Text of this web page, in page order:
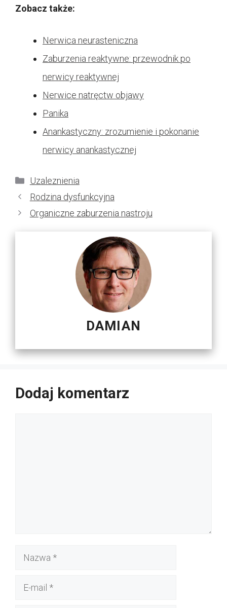
Zobacz także:
Nerwica neurasteniczna
Zaburzenia reaktywne: przewodnik po
nerwicy reaktywnej
Nerwice natręctw objawy
Panika
Anankastyczny: zrozumienie i pokonanie
nerwicy anankastycznej
Kategorie
Uzaleznienia
Rodzina dysfunkcyjna
Organiczne zaburzenia nastroju
DAMIAN
Dodaj komentarz
Nazwa